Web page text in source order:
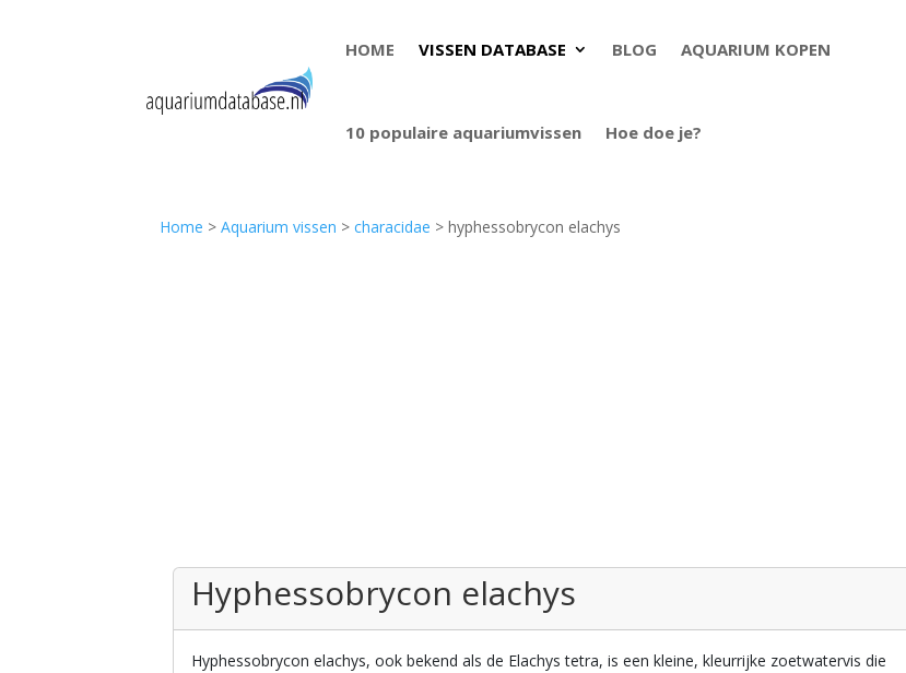
HOME VISSEN DATABASE BLOG AQUARIUM KOPEN
10 populaire aquariumvissen Hoe doe je?
Home >Aquarium vissen >characidae > hyphessobrycon elachys
Hyphessobrycon elachys
Hyphessobrycon elachys, ook bekend als de Elachys tetra, is een kleine, kleurrijke zoetwatervis die